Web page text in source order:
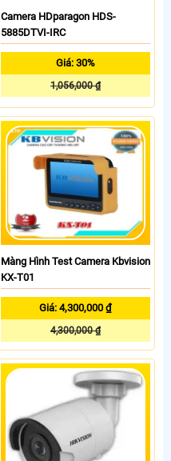
Camera HDparagon HDS-
5885DTVI-IRC
Giá: 30%
1,056,000 ₫
Màng Hình Test Camera Kbvision
KX-T01
Giá: 4,300,000 ₫
4,300,000 ₫